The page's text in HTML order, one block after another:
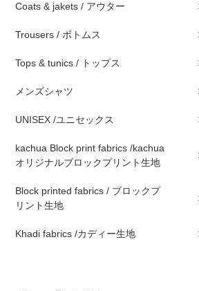
Coats & jakets / アウター
Trousers / ボトムス
Tops & tunics / トップス
メンズシャツ
UNISEX /ユニセックス
kachua Block print fabrics /kachua
オリジナルブロックプリント生地
Block printed fabrics / ブロックプ
リント生地
Khadi fabrics /カディー生地